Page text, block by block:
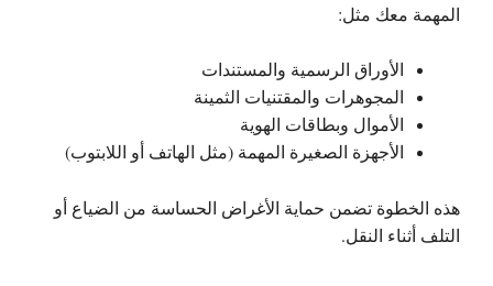
المهمة معك مثل:
الأوراق الرسمية والمستندات
المجوهرات والمقتنيات الثمينة
الأموال وبطاقات الهوية
الأجهزة الصغيرة المهمة (مثل الهاتف أو اللابتوب)
هذه الخطوة تضمن حماية الأغراض الحساسة من الضياع أو
التلف أثناء النقل.